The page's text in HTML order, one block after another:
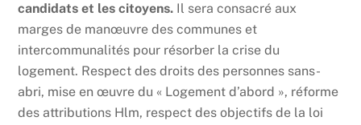
candidats et les citoyens. Il sera consacré aux
marges de manœuvre des communes et
intercommunalités pour résorber la crise du
logement. Respect des droits des personnes sans-
abri, mise en œuvre du « Logement d’abord », réforme
des attributions Hlm, respect des objectifs de la loi